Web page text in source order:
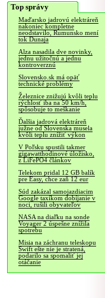
Top správy
Maďarsko jadrovú elektráreň
nakoniec kompletne
neodstavilo, Rumunsko mení
tok Dunaja
Alza nasadila dve novinky,
jednu užitočnú a jednu
kontroverznú
Slovensko.sk má opäť
technické problémy
Železnice znižujú kvôli teplu
rýchlosť iba na 50 km/h,
spôsobuje to meškanie
Ďalšia jadrová elektráreň
južne od Slovenska musela
kvôli teplu znížiť výkon
V Poľsku spustili takmer
gigawatthodinové úložisko,
z LiFePO4 článkov
Telekom pridal 12 GB balík
pre Easy, chce zaň 12 eur
Súd zakázal samojazdiacim
Google taxíkom dobíjanie v
noci, rušili obyvateľov
NASA na diaľku na sonde
Voyager 2 úspešne znížila
spotrebu
Misia na záchranu teleskopu
Swift ešte nie je stratená,
podarilo sa spomaliť jej
otáčanie